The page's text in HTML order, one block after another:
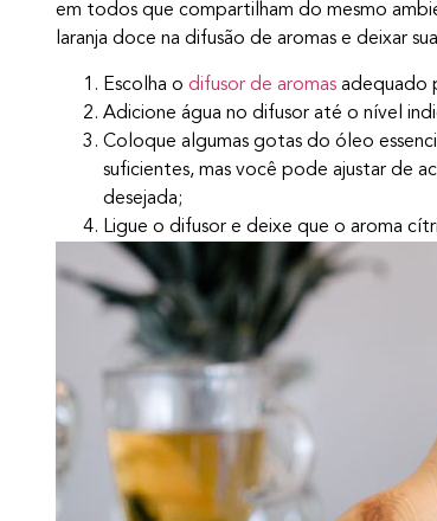
em todos que compartilham do mesmo
laranja doce na difusão de aromas e deixar
Escolha o difusor de aromas adequado
Adicione água no difusor até o nível
Coloque algumas gotas do óleo
suficientes, mas você pode ajustar de
desejada;
Ligue o difusor e deixe que o aroma